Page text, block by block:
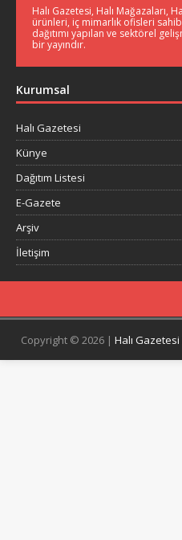
Halı Gazetesi, Halı Mağazaları,
ürünleri, iç mimarlık ofisleri
dağıtımı yapılan ve sektörel
bir yayındır.
Kurumsal
Halı Gazetesi
Künye
Dağıtım Listesi
E-Gazete
Arşiv
İletişim
Copyright © 2026 | Halı Gazetesi